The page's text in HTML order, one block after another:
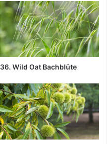
36. Wild Oat Bachblüte